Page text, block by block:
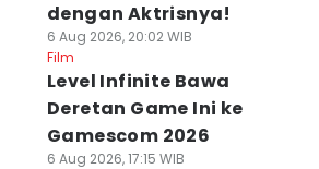
dengan Aktrisnya!
6 Aug 2026, 20:02 WIB
Film
Level Infinite Bawa
Deretan Game Ini ke
Gamescom 2026
6 Aug 2026, 17:15 WIB